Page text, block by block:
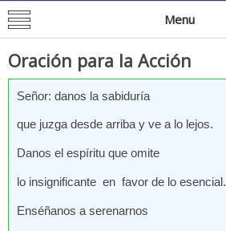
Mision de San Juan Bautista
Informacion General de la Mission
Menu
Oración para la Acción
Señor: danos la sabiduría
que juzga desde arriba y ve a lo lejos.
Danos el espíritu que omite
lo insignificante en favor de lo esencial.
Enséñanos a serenarnos